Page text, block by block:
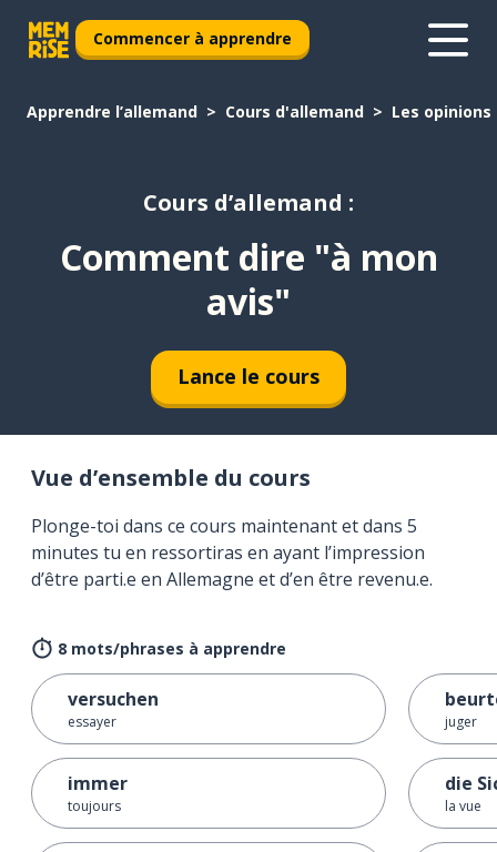
Commencer à apprendre
Apprendre l’allemand Cours d'allemand Les opinions
Cours d’allemand :
Comment dire "à mon
avis"
Lance le cours
Vue d’ensemble du cours
Plonge-toi dans ce cours maintenant et dans 5
minutes tu en ressortiras en ayant l’impression
d’être parti.e en Allemagne et d’en être revenu.e.
8 mots/phrases à apprendre
versuchen
essayer
immer
toujours
juger
die
la vue